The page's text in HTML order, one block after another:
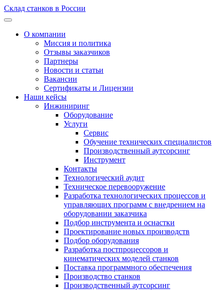
Склад станков в России
О компании
Миссия и политика
Отзывы заказчиков
Партнеры
Новости и статьи
Вакансии
Сертификаты и Лицензии
Наши кейсы
Инжиниринг
Оборудование
Услуги
Сервис
Обучение технических специалистов
Производственный аутсорсинг
Инструмент
Контакты
Технологический аудит
Техническое перевооружение
Разработка технологических процессов и
управляющих программ с внедрением на
оборудовании заказчика
Подбор инструмента и оснастки
Проектирование новых производств
Подбор оборудования
Разработка постпроцессоров и
кинематических моделей станков
Поставка программного обеспечения
Производство станков
Производственный аутсорсинг